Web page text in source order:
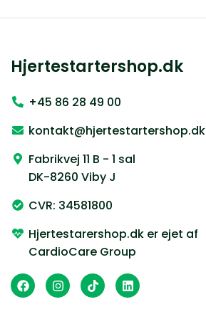
Hjertestartershop.dk
+45 86 28 49 00
kontakt@hjertestartershop.dk
Fabrikvej 11 B - 1 sal
DK-8260 Viby J
CVR: 34581800
Hjertestarershop.dk er ejet af
CardioCare Group